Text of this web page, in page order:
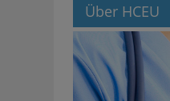
Über HCEU